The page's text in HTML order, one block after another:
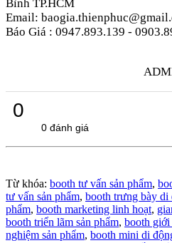
Bình TP.HCM
Email:
Báo Giá : 0947.893.139 -
0
0 đánh giá
Từ khóa: booth tư vấn sản phẩm,
tư vấn sản phẩm, booth trưng bày di
phẩm, booth marketing linh hoạt,
booth triển lãm sản phẩm, booth giới
nghiệm sản phẩm, booth mini di